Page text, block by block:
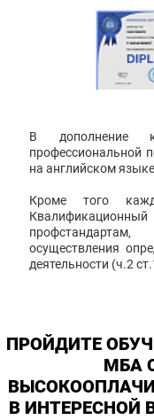
В дополнение
профессиональной
на английском
Кроме того
осуществления
деятельности (ч.2
ПРОЙДИТЕ
МБА
В ИНТЕРЕСНОЙ